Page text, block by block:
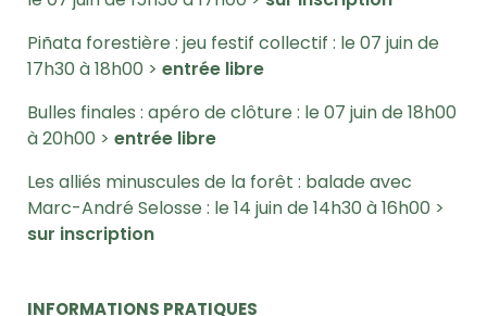
Piñata forestière : jeu festif collectif : le 07 juin de
17h30 à 18h00 > entrée libre
Bulles finales : apéro de clôture : le 07 juin de 18h00
à 20h00 > entrée libre
Les alliés minuscules de la forêt : balade avec
Marc-André Selosse : le 14 juin de 14h30 à 16h00 >
sur inscription
INFORMATIONS PRATIQUES